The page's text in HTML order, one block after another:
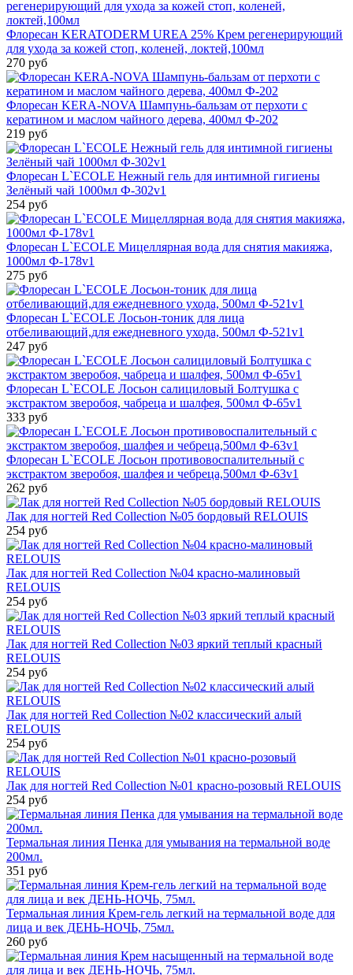
Флоресан KERATODERM UREA 25% Крем регенерирующий
для ухода за кожей стоп, коленей, локтей,100мл
270 руб
Флоресан KERA-NOVA Шампунь-бальзам от перхоти с
кератином и маслом чайного дерева, 400мл Ф-202
219 руб
Флоресан L`ECOLE Нежный гель для интимной гигиены
Зелёный чай 1000мл Ф-302v1
254 руб
Флоресан L`ECOLE Мицеллярная вода для снятия макияжа,
1000мл Ф-178v1
275 руб
Флоресан L`ECOLE Лосьон-тоник для лица
отбеливающий,для ежедневного ухода, 500мл Ф-521v1
247 руб
Флоресан L`ECOLE Лосьон салициловый Болтушка с
экстрактом зверобоя, чабреца и шалфея, 500мл Ф-65v1
333 руб
Флоресан L`ECOLE Лосьон противовоспалительный с
экстрактом зверобоя, шалфея и чебреца,500мл Ф-63v1
262 руб
Лак для ногтей Red Collection №05 бордовый RELOUIS
254 руб
Лак для ногтей Red Collection №04 красно-малиновый
RELOUIS
254 руб
Лак для ногтей Red Collection №03 яркий теплый красный
RELOUIS
254 руб
Лак для ногтей Red Collection №02 классический алый
RELOUIS
254 руб
Лак для ногтей Red Collection №01 красно-розовый RELOUIS
254 руб
Термальная линия Пенка для умывания на термальной воде
200мл.
351 руб
Термальная линия Крем-гель легкий на термальной воде для
лица и век ДЕНЬ-НОЧЬ, 75мл.
260 руб